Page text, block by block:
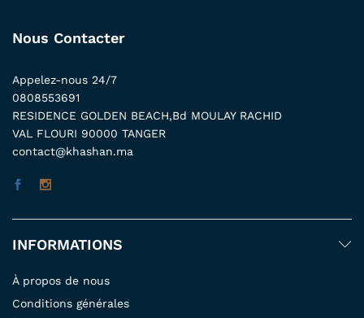
Nous Contacter
Appelez-nous 24/7
0808553691
RESIDENCE GOLDEN BEACH,Bd MOULAY RACHID
VAL FLOURI 90000 TANGER
contact@khashan.ma
INFORMATIONS
À propos de nous
Conditions générales